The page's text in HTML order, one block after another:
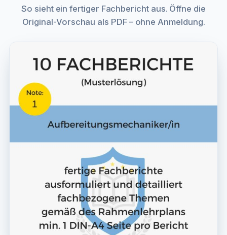
So sieht ein fertiger Fachbericht aus. Öffne die
Original-Vorschau als PDF – ohne Anmeldung.